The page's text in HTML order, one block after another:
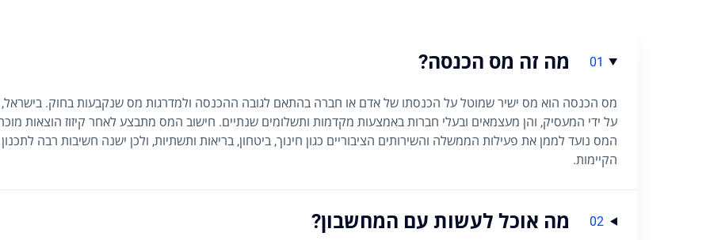
01 מה זה מס הכנסה?
מס הכנסה הוא מס ישיר שמוטל על הכנסתו של אדם או חברה בהתאם לגובה ההכנסה ולמדרגות מס שנקבעות בחוק. בישראל,
על ידי המעסיק, והן מעצמאים ובעלי חברות באמצעות מקדמות ותשלומים שנתיים. חישוב המס מתבצע לאחר קיזוז הוצאות
המס נועד לממן את פעילות הממשלה והשירותים הציבוריים כגון חינוך, ביטחון, בריאות ותשתיות, ולכן ישנה חשיבות רבה
הקיימות.
02 מה אוכל לעשות עם המחשבון?